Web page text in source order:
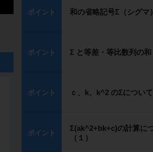
ポイント 和の省略記号Σ（シグマ）
ポイント Σ と等差・等比数列の和
ポイント ｃ、k、k^2 のΣについ
ポイント
Σ(ak^2+bk+c)の計算に
（１）